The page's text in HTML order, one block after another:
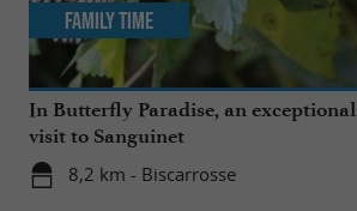
In Butterfly Paradise, an exceptional
visit to Sanguinet
8,2 km - Biscarrosse
Family Time